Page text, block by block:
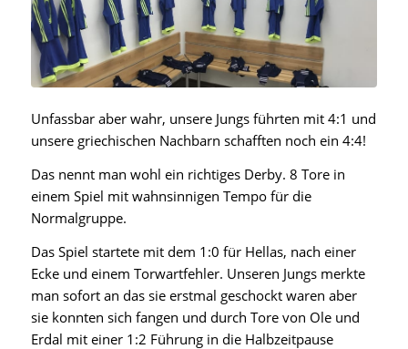
Unfassbar aber wahr, unsere Jungs führten mit 4:1 und
unsere griechischen Nachbarn schafften noch ein 4:4!
Das nennt man wohl ein richtiges Derby. 8 Tore in
einem Spiel mit wahnsinnigen Tempo für die
Normalgruppe.
Das Spiel startete mit dem 1:0 für Hellas, nach einer
Ecke und einem Torwartfehler. Unseren Jungs merkte
man sofort an das sie erstmal geschockt waren aber
sie konnten sich fangen und durch Tore von Ole und
Erdal mit einer 1:2 Führung in die Halbzeitpause